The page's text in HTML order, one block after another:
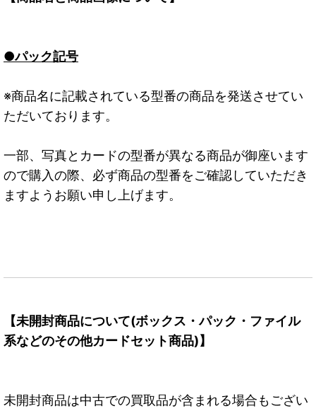
●パック記号
※商品名に記載されている型番の商品を発送させてい
ただいております。
一部、写真とカードの型番が異なる商品が御座います
ので購入の際、必ず商品の型番をご確認していただき
ますようお願い申し上げます。
【未開封商品について(ボックス・パック・ファイル
系などのその他カードセット商品)】
未開封商品は中古での買取品が含まれる場合もござい